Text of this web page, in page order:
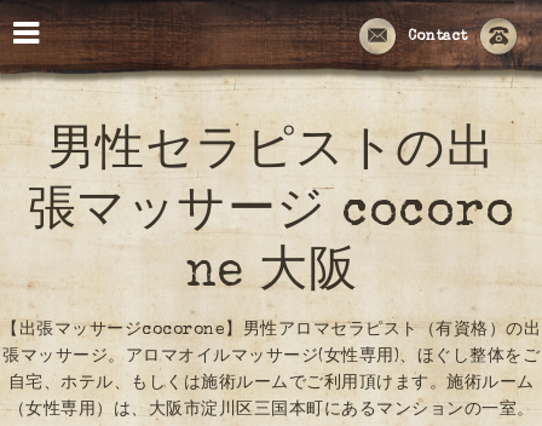
Contact
男性セラピストの出
張マッサージ cocoro
ne 大阪
【出張マッサージcocorone】男性アロマセラピスト（有資格）の出
張マッサージ。アロマオイルマッサージ(女性専用)、ほぐし整体をご
自宅、ホテル、もしくは施術ルームでご利用頂けます。施術ルーム
（女性専用）は、大阪市淀川区三国本町にあるマンションの一室。